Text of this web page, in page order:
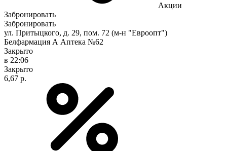
Акции
Забронировать
Забронировать
ул. Притыцкого, д. 29, пом. 72 (м-н "Евроопт")
Белфармация А Аптека №62
Закрыто
в 22:06
Закрыто
6,67 р.